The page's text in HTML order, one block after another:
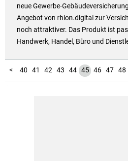
neue Gewerbe-
Angebot von rhion.digital zur
noch attraktiver. Das Produkt ist
Handwerk, Handel, Büro und
<
1
2
3
4
5
6
7
8
9
10
11
12
13
14
15
16
17
18
19
20
21
22
23
24
25
26
27
28
29
30
31
32
33
34
35
36
37
38
39 40 41 42 43 44 45 46 47 48
50
51
52
53
54
55
56
57
58
59
60